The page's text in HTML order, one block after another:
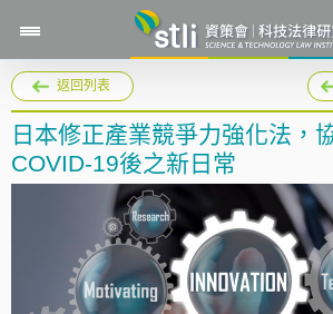
返回列表
日本修正產業競爭力強化法，
COVID-19後之新日常